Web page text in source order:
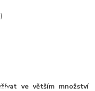
ve větším množství